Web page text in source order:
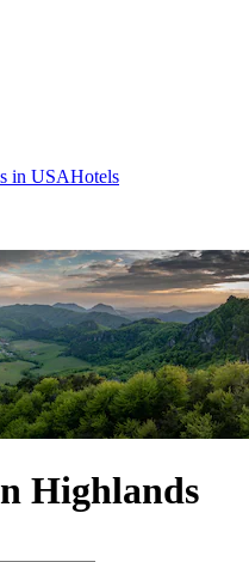
in USAHotels
Highlands